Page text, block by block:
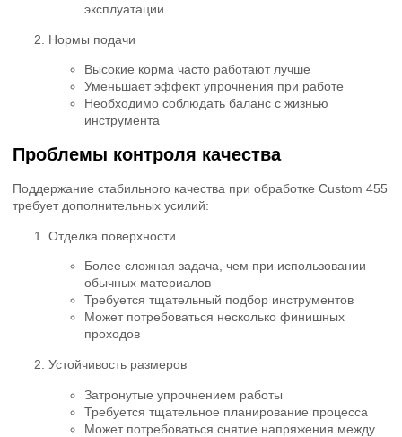
эксплуатации
Нормы подачи
Высокие корма часто работают лучше
Уменьшает эффект упрочнения при работе
Необходимо соблюдать баланс с жизнью
инструмента
Проблемы контроля качества
Поддержание стабильного качества при обработке Custom 455
требует дополнительных усилий:
Отделка поверхности
Более сложная задача, чем при использовании
обычных материалов
Требуется тщательный подбор инструментов
Может потребоваться несколько финишных
проходов
Устойчивость размеров
Затронутые упрочнением работы
Требуется тщательное планирование процесса
Может потребоваться снятие напряжения между